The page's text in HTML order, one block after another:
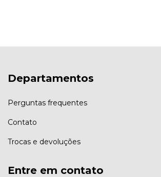
Departamentos
Perguntas frequentes
Contato
Trocas e devoluções
Entre em contato